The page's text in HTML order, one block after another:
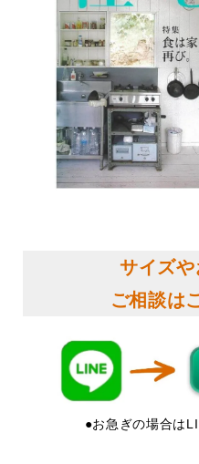
サイズ
ご相談は
●お急ぎの場合は